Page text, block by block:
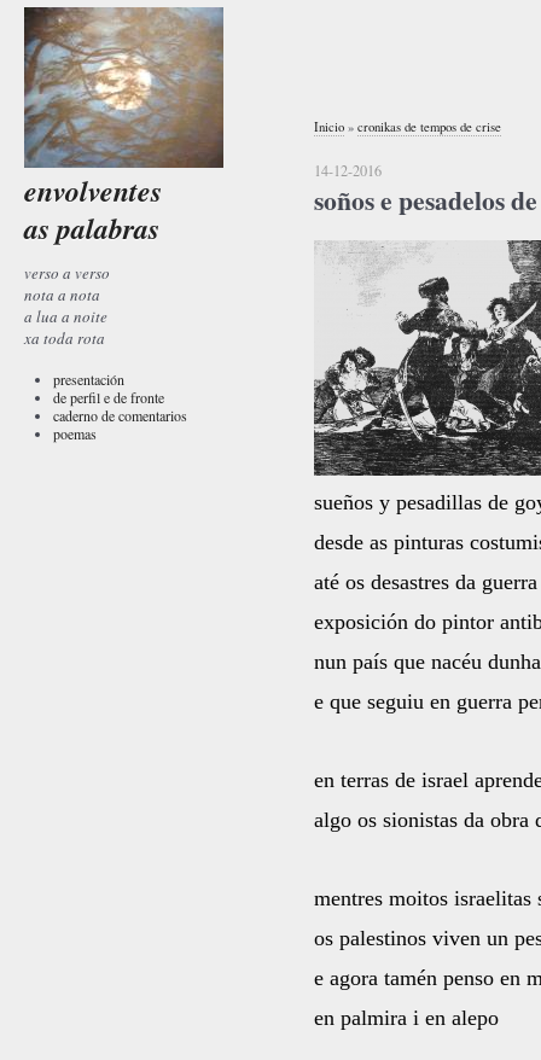
envolventes
as palabras
verso a verso
nota a nota
a lua a noite
xa toda rota
presentación
de perfil e de fronte
caderno de comentarios
poemas
Inicio » cronikas de tempos de crise
14-12-2016
soños e pesadelos
sueños y pesadillas de
desde as pinturas
até os desastres da guerra
exposición do pintor
nun país que nacéu
e que seguiu en guerra
en terras de israel
algo os sionistas da obra
mentres moitos israelitas
os palestinos viven un
e agora tamén penso en
en palmira i en alepo